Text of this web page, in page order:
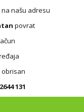
na našu adresu
povrat
obrisan
131